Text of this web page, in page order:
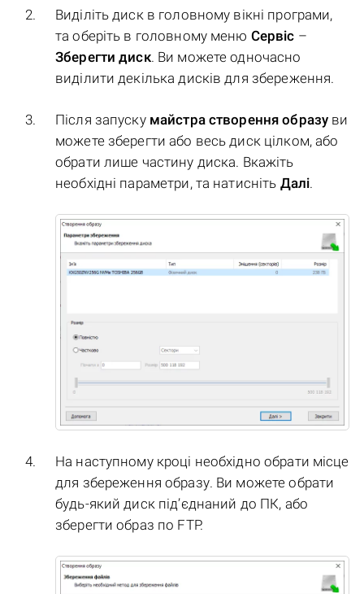
Виділіть диск в головному вікні програми,
та оберіть в головному меню Сервіс –
Зберегти диск. Ви можете одночасно
виділити декілька дисків для збереження.
Після запуску майстра створення образу ви
можете зберегти або весь диск цілком, або
обрати лише частину диска. Вкажіть
необхідні параметри, та натисніть Далі.
На наступному кроці необхідно обрати місце
для збереження образу. Ви можете обрати
будь-який диск під’єднаний до ПК, або
зберегти образ по FTP.